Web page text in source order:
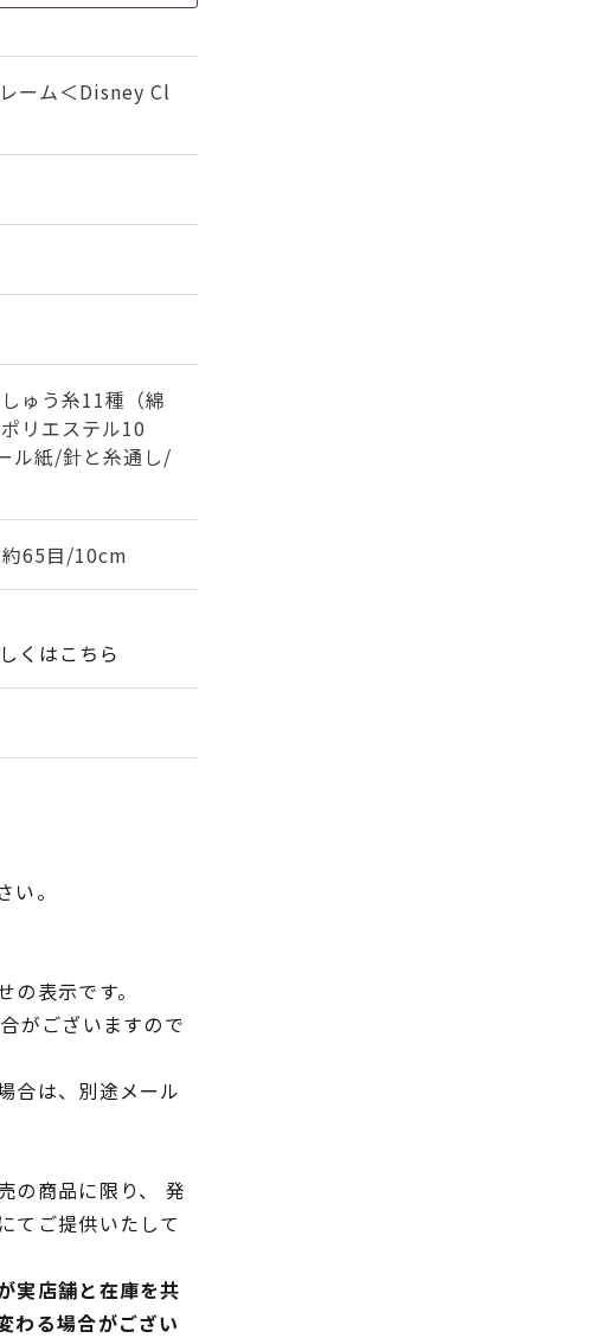
ーム＜Disney Cl
ゅう糸11種（綿
リエステル10
ル紙/針と糸通し/
65目/10cm
くはこちら
。
表示です。
がございますので
合は、別途メール
の商品に限り、 発
てご提供いたして
実店舗と在庫を共
わる場合がござい